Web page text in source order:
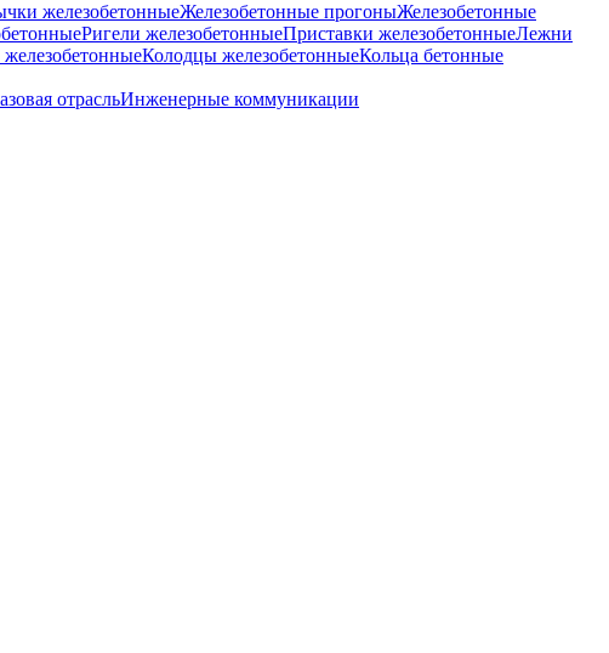
железобетонныеЖелезобетонные прогоныЖелезобетонные
Ригели железобетонныеПриставки железобетонныеЛежни
Колодцы железобетонныеКольца бетонные
отрасльИнженерные коммуникации